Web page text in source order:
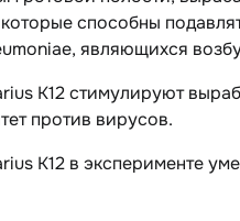
способны
, являющихся
K12 стимулируют
против вирусов.
K12 в эксперименте